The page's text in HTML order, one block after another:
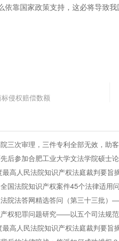
依靠国家政策支持，这必将导致
侵权赔偿数额
三次审理，三件专利全部无效，助
后参加合肥工业大学文法学院硕士
高人民法院知识产权法庭裁判要旨
国法院知识产权案件45个法律适用
院法答网精选答问（第三十三批
权犯罪问题研究——以五个司法规
高人民法院知识产权法庭裁判要旨